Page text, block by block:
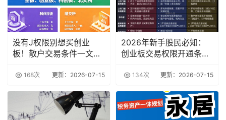
没有J权限别想买创业
板！散户交易条件一文看
168次 更新：2026-07-15
2026年新手股民必知：
创业板交易权限开通条件
134次 更新：2026-07-15